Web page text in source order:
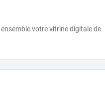
votre vitrine digitale de